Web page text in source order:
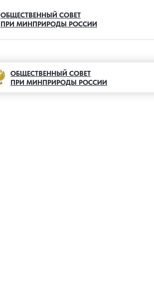
ОБЩЕСТВЕННЫЙ СОВЕТ
ПРИ МИНПРИРОДЫ РОССИИ
ОБЩЕСТВЕННЫЙ СОВЕТ
ПРИ МИНПРИРОДЫ РОССИИ